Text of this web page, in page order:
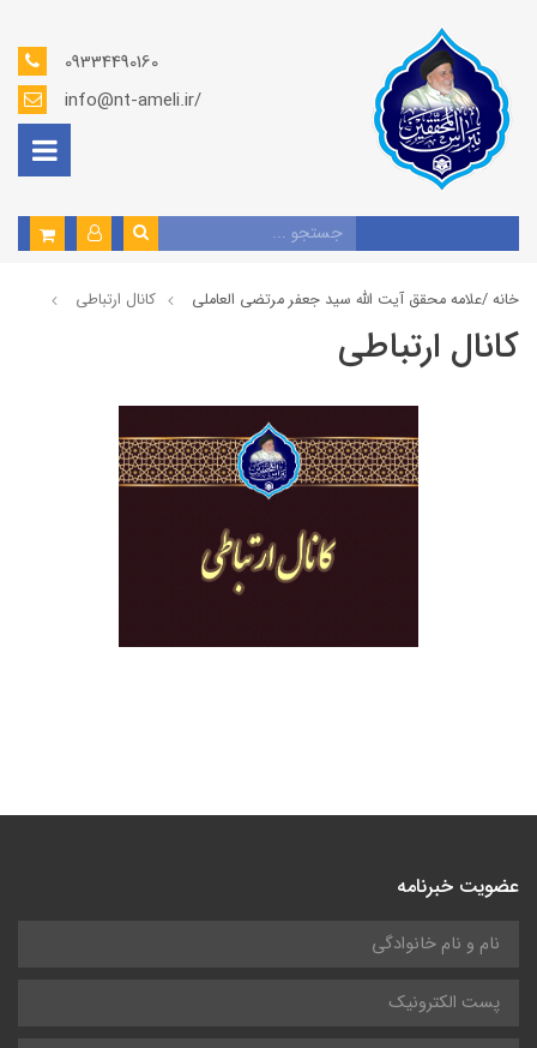
09334490160
info@nt-ameli.ir/
خانه /علامه محقق آیت الله سید جعفر مرتضی العاملی كانال ارتباطي
كانال ارتباطي
عضویت خبرنامه